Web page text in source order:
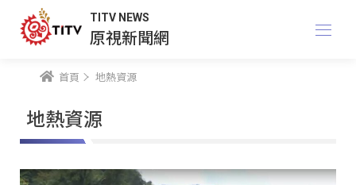
TITV NEWS
原視新聞網
首頁 地熱資源
地熱資源